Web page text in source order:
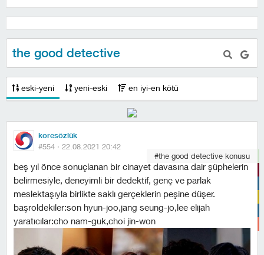
the good detective
eski-yeni yeni-eski en iyi-en kötü
koresözlük
#554 · 22.08.2021 20:42
#the good detective konusu
beş yıl önce sonuçlanan bir cinayet davasına dair şüphelerin
belirmesiyle, deneyimli bir dedektif, genç ve parlak
meslektaşıyla birlikte saklı gerçeklerin peşine düşer.
başroldekiler:son hyun-joo,jang seung-jo,lee elijah
yaratıcılar:cho nam-guk,choi jin-won